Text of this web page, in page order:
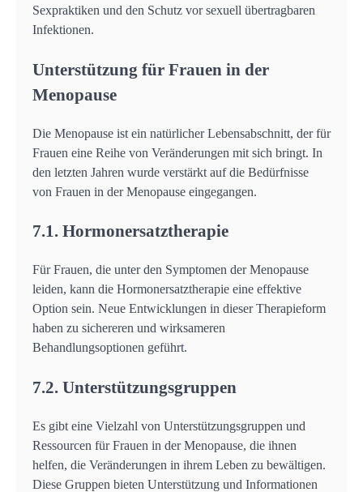
Sexpraktiken und den Schutz vor sexuell übertragbaren
Infektionen.
Unterstützung für Frauen in der
Menopause
Die Menopause ist ein natürlicher Lebensabschnitt, der für
Frauen eine Reihe von Veränderungen mit sich bringt. In
den letzten Jahren wurde verstärkt auf die Bedürfnisse
von Frauen in der Menopause eingegangen.
7.1. Hormonersatztherapie
Für Frauen, die unter den Symptomen der Menopause
leiden, kann die Hormonersatztherapie eine effektive
Option sein. Neue Entwicklungen in dieser Therapieform
haben zu sichereren und wirksameren
Behandlungsoptionen geführt.
7.2. Unterstützungsgruppen
Es gibt eine Vielzahl von Unterstützungsgruppen und
Ressourcen für Frauen in der Menopause, die ihnen
helfen, die Veränderungen in ihrem Leben zu bewältigen.
Diese Gruppen bieten Unterstützung und Informationen